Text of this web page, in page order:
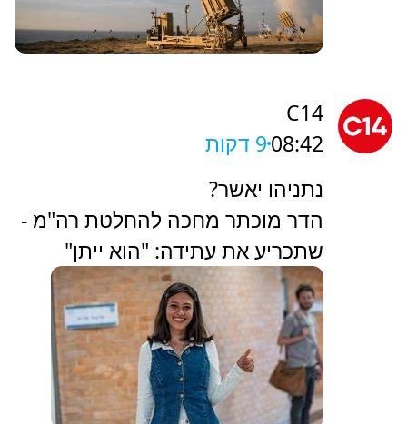
C14
08:429 דקות
נתניהו יאשר?
הדר מוכתר מחכה להחלטת רה"מ -
שתכריע את עתידה: "הוא ייתן"